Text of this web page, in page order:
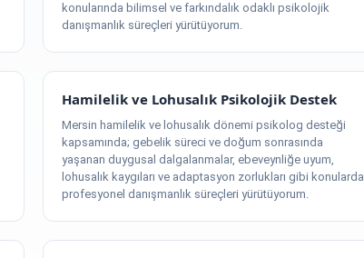
konularında bilimsel ve farkındalık odaklı psikolojik
danışmanlık süreçleri yürütüyorum.
Hamilelik ve Lohusalık Psikolojik Destek
Mersin hamilelik ve lohusalık dönemi psikolog desteği
kapsamında; gebelik süreci ve doğum sonrasında
yaşanan duygusal dalgalanmalar, ebeveynliğe uyum,
lohusalık kaygıları ve adaptasyon zorlukları gibi konularda
profesyonel danışmanlık süreçleri yürütüyorum.